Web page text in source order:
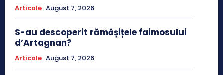
Articole August 7, 2026
S-au descoperit rămășițele faimosului
d’Artagnan?
Articole August 7, 2026